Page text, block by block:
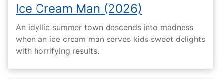
Ice Cream Man (2026)
An idyllic summer town descends into madness
when an ice cream man serves kids sweet delights
with horrifying results.